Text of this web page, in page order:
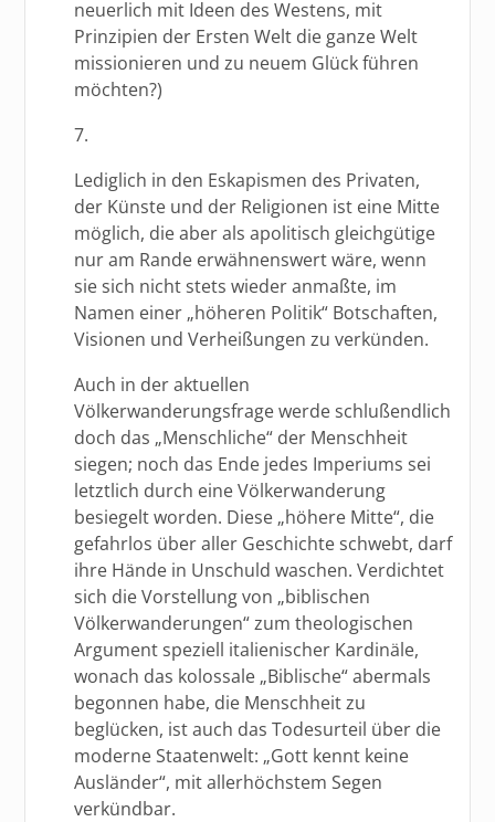
neuerlich mit Ideen des Westens, mit
Prinzipien der Ersten Welt die ganze Welt
missionieren und zu neuem Glück führen
möchten?)
7.
Lediglich in den Eskapismen des Privaten,
der Künste und der Religionen ist eine Mitte
möglich, die aber als apolitisch gleichgütige
nur am Rande erwähnenswert wäre, wenn
sie sich nicht stets wieder anmaßte, im
Namen einer „höheren Politik“ Botschaften,
Visionen und Verheißungen zu verkünden.
Auch in der aktuellen
Völkerwanderungsfrage werde schlußendlich
doch das „Menschliche“ der Menschheit
siegen; noch das Ende jedes Imperiums sei
letztlich durch eine Völkerwanderung
besiegelt worden. Diese „höhere Mitte“, die
gefahrlos über aller Geschichte schwebt, darf
ihre Hände in Unschuld waschen. Verdichtet
sich die Vorstellung von „biblischen
Völkerwanderungen“ zum theologischen
Argument speziell italienischer Kardinäle,
wonach das kolossale „Biblische“ abermals
begonnen habe, die Menschheit zu
beglücken, ist auch das Todesurteil über die
moderne Staatenwelt: „Gott kennt keine
Ausländer“, mit allerhöchstem Segen
verkündbar.